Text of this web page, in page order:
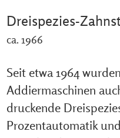
Dreispezies-
ca. 1966
Seit etwa 1964
Addiermaschinen
druckende
Prozentautomatik